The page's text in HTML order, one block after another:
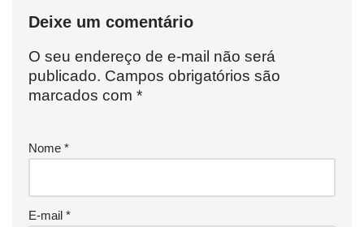
Deixe um comentário
O seu endereço de e-mail não será
publicado. Campos obrigatórios são
marcados com *
Nome *
E-mail *